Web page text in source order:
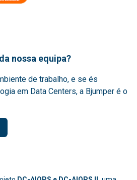
nossa equipa?
de trabalho, e se és
em Data Centers, a Bjumper é o